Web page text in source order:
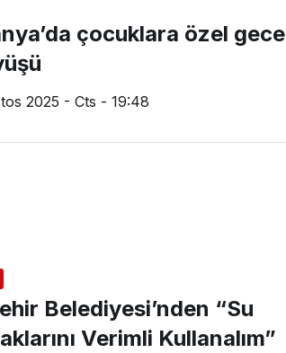
çocuklara özel gece
2025 - Cts - 19:48
Belediyesi’nden “Su
Verimli Kullanalım”